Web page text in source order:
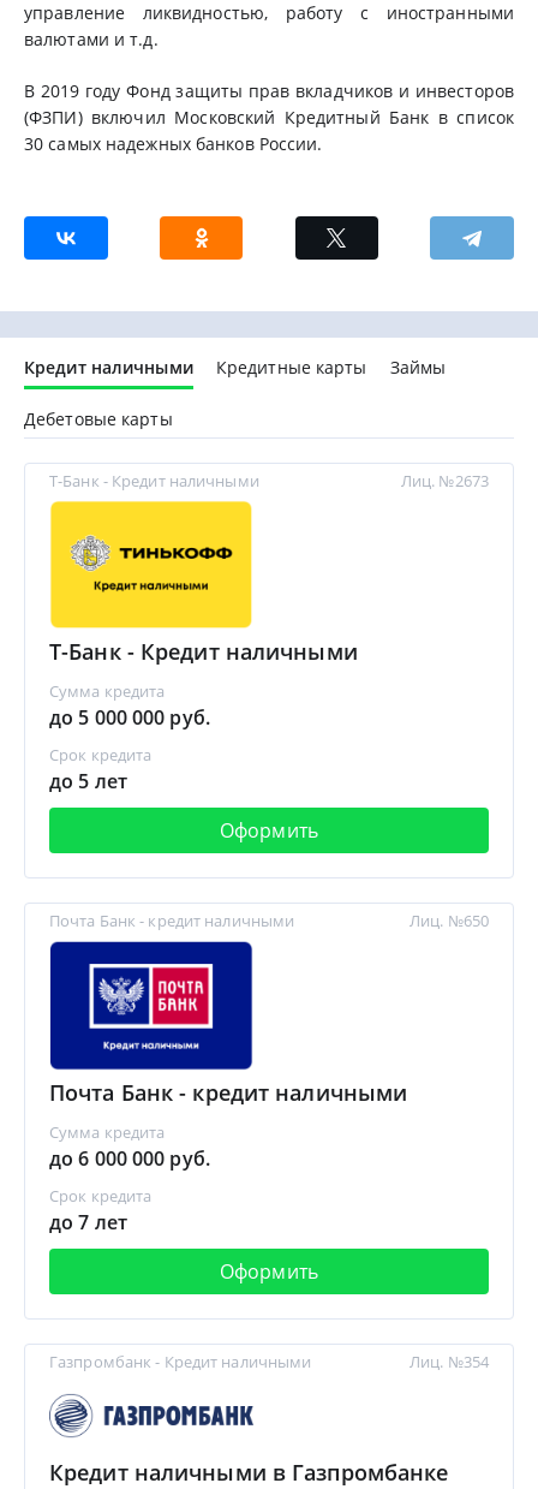
управление ликвидностью, работу с иностранными
валютами и т.д.
В 2019 году Фонд защиты прав вкладчиков и инвесторов
(ФЗПИ) включил Московский Кредитный Банк в список
30 самых надежных банков России.
Кредит наличными Кредитные карты Займы
Дебетовые карты
Т-Банк - Кредит наличными
Т-Банк - Кредит наличными
Сумма кредита
до 5 000 000 руб.
Срок кредита
до 5 лет
Оформить
Лиц. №2673
Почта Банк - кредит наличными
Почта Банк - кредит наличными
Сумма кредита
до 6 000 000 руб.
Срок кредита
до 7 лет
Оформить
Лиц. №650
Газпромбанк - Кредит наличными
Кредит наличными в Газпромбанке
Лиц. №354